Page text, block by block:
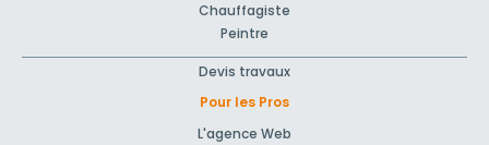
Chauffagiste
Peintre
Devis travaux
Pour les Pros
L'agence Web